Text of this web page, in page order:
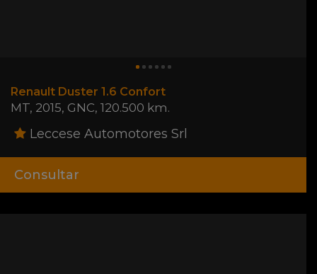
Renault Duster 1.6 Confort
MT, 2015, GNC, 120.500 km.
Leccese Automotores Srl
Consultar